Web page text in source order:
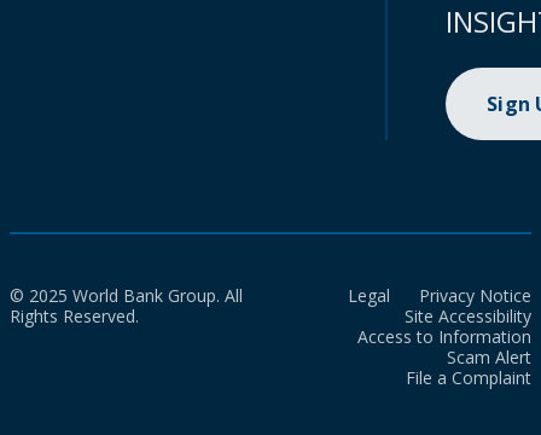
Sign
© 2025 World Bank Group. All
Rights Reserved.
Legal
Privacy Notice
Site Accessibility
Access to Information
Scam Alert
File a Complaint